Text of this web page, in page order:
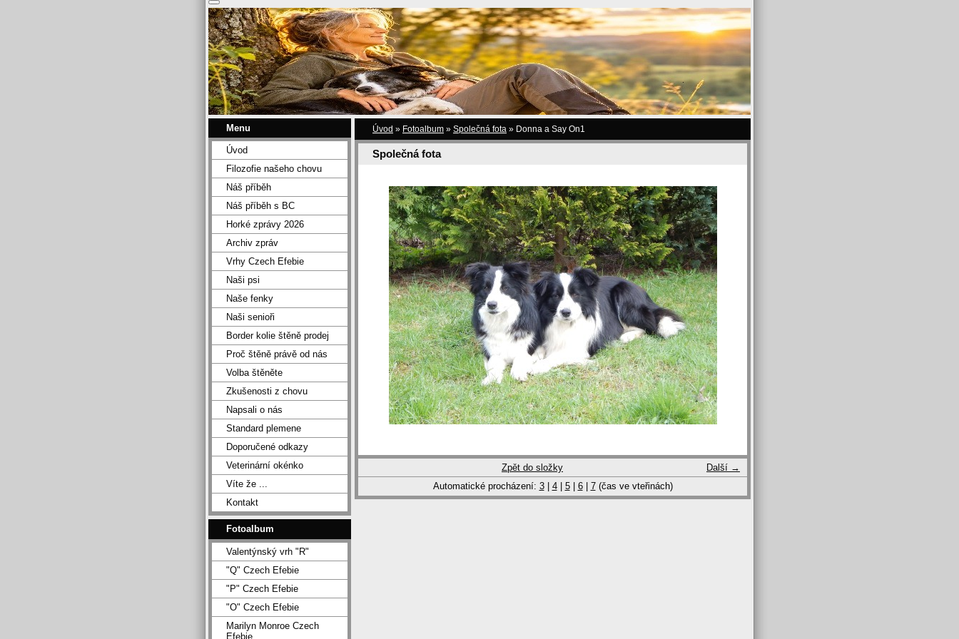
Úvod » Fotoalbum » Společná fota » Donna a Say On1
Společná fota
Další →
Zpět do složky
Automatické procházení: 3| 4| 5| 6| 7(čas ve vteřinách)
Menu
Úvod
Filozofie našeho chovu
Náš příběh
Náš příběh s BC
Horké zprávy 2026
Archiv zpráv
Vrhy Czech Efebie
Naši psi
Naše fenky
Naši senioři
Border kolie štěně prodej
Proč štěně právě od nás
Volba štěněte
Zkušenosti z chovu
Napsali o nás
Standard plemene
Doporučené odkazy
Veterinární okénko
Víte že ...
Kontakt
Fotoalbum
Valentýnský vrh "R"
"Q" Czech Efebie
"P" Czech Efebie
"O" Czech Efebie
Marilyn Monroe Czech
Efebie